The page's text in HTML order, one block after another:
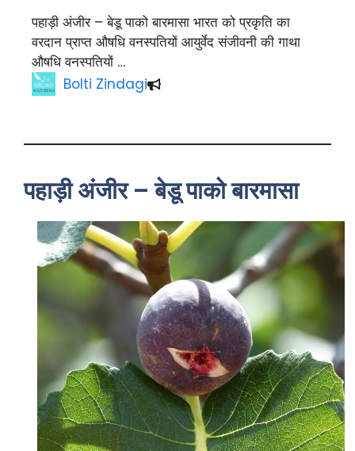
पहाड़ी अंजीर – बेडू पाको बारमासा भारत को प्रकृति का
वरदान प्राप्त औषधि वनस्पतियों आयुर्वेद संजीवनी की गाथा
औषधि वनस्पतियों …
Bolti Zindagi
पहाड़ी अंजीर – बेडू पाको बारमासा